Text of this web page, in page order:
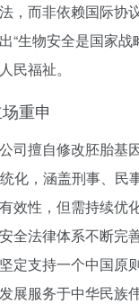
，而非依赖国际协
“生物安全是国家战
民福祉。
重申
司擅自修改胚胎基
化，涵盖刑事、民
效性，但需持续优
全法律体系不断完
定支持一个中国原
展服务于中华民族